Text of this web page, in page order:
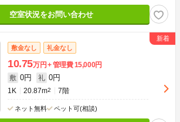
空室状況をお問い合わせ
敷金なし 礼金なし
10.75万円 管理費15,000円
敷 0円 礼 0円
1K 20.87m2 7階
ネット無料 ペット可(相談)